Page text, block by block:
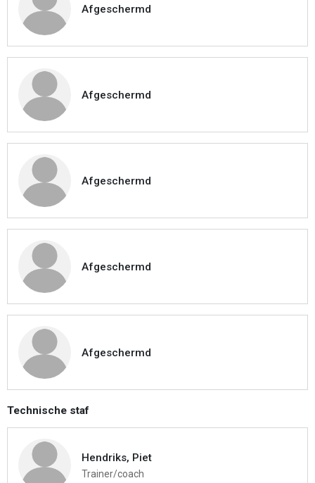
Afgeschermd
Afgeschermd
Afgeschermd
Afgeschermd
Afgeschermd
Technische staf
Hendriks, Piet
Trainer/coach